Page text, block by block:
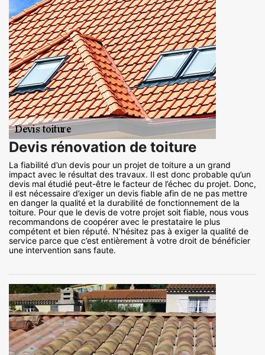
Devis rénovation de toiture
La fiabilité d’un devis pour un projet de toiture a un grand
impact avec le résultat des travaux. Il est donc probable qu’un
devis mal étudié peut-être le facteur de l’échec du projet. Donc,
il est nécessaire d’exiger un devis fiable afin de ne pas mettre
en danger la qualité et la durabilité de fonctionnement de la
toiture. Pour que le devis de votre projet soit fiable, nous vous
recommandons de coopérer avec le prestataire le plus
compétent et bien réputé. N’hésitez pas à exiger la qualité de
service parce que c’est entièrement à votre droit de bénéficier
une intervention sans faute.